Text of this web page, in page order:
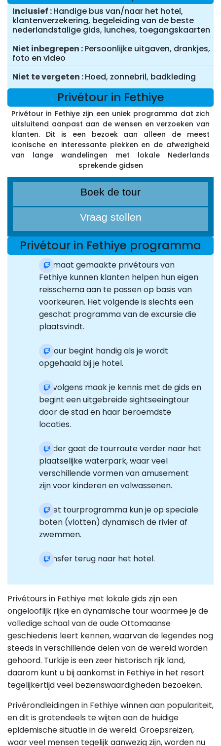
Inclusief Handige bus van/naar het hotel,
klantenverzekering, begeleiding van de beste
nederlandstalige gids, lunches, toegangskaarten
Niet inbegrepen Persoonlijke uitgaven, drankjes,
foto en video
Niet te vergeten Hoed, zonnebril, badkleding
Privétour in Fethiye
Privétour in Fethiye zijn een uniek programma dat zich
uitsluitend aanpast aan de wensen en verzoeken van
klanten. Dit is een bezoek aan alleen de meest
iconische en interessante plekken en de afwezigheid
van lange wandelingen met lokale Nederlands
sprekende gidsen
Boek de tour
Vraag stellen
Privétour in Fethiye programma
Op maat gemaakte privétours van
Fethiye kunnen klanten helpen hun eigen
reisschema aan te passen op basis van
voorkeuren. Het volgende is slechts een
geschat programma van de excursie die
plaatsvindt.
Je tour begint handig als je wordt
opgehaald bij je hotel.
Vervolgens maak je kennis met de gids en
begint een uitgebreide sightseeingtour
door de stad en haar beroemdste
locaties.
Verder gaat de tourroute verder naar het
plaatselijke waterpark, waar veel
verschillende vormen van amusement
zijn voor kinderen en volwassenen.
In het tourprogramma kun je op speciale
boten (vlotten) dynamisch de rivier af
zwemmen.
Transfer terug naar het hotel.
Privétours in Fethiye met lokale gids zijn een
ongelooflijk rijke en dynamische tour waarmee je de
volledige schaal van de oude Ottomaanse
geschiedenis leert kennen, waarvan de legendes nog
steeds in verschillende delen van de wereld worden
gehoord. Turkije is een zeer historisch rijk land,
daarom kunt u bij aankomst in Fethiye in het resort
tegelijkertijd veel bezienswaardigheden bezoeken.
Privérondleidingen in Fethiye winnen aan populariteit,
en dit is grotendeels te wijten aan de huidige
epidemische situatie in de wereld. Groepsreizen,
waar veel mensen tegelijk aanwezig zijn, worden nu